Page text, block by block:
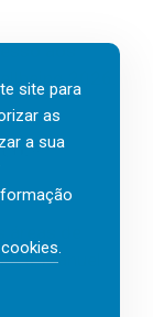
aos
2026.
de
Manuel
site para
as
a sua
.